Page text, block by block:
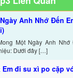
Anh Nhớ Đến
Một Ngày Anh
Dưới đây […]
đi su xì po cặp